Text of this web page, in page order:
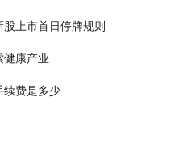
上市首日停牌规则
康产业
续费是多少